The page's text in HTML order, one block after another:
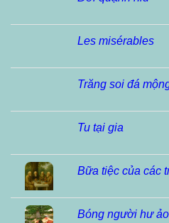
Les misérables
Trăng soi đá
Tu tại gia
Bữa tiệc của các
Bóng người hư ảo